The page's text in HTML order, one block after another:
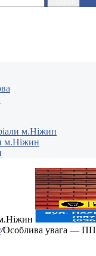
м.Ніжин
м.Ніжин
м.Ніжин
/Особлива увага —